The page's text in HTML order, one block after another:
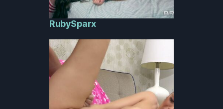
RubySparx